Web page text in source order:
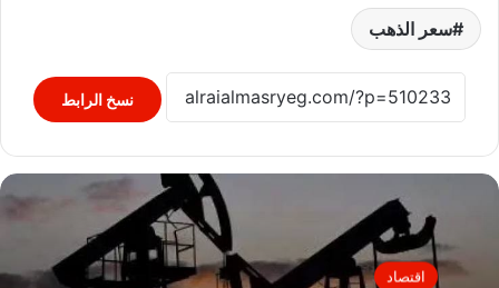
سعر الذهب
نسخ الرابط
اقتصاد